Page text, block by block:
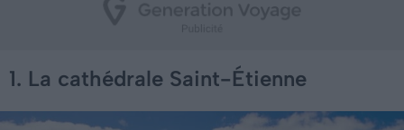
1. La cathédrale Saint-Étienne